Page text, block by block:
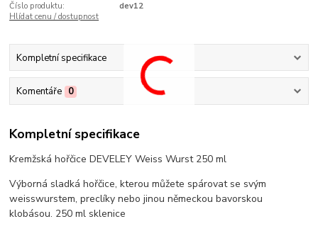
Číslo produktu:
dev12
Hlídat cenu / dostupnost
Kompletní specifikace
Komentáře 0
Kompletní specifikace
Kremžská hořčice DEVELEY Weiss Wurst 250 ml
Výborná sladká hořčice, kterou můžete spárovat se svým
weisswurstem, preclíky nebo jinou německou bavorskou
klobásou. 250 ml sklenice